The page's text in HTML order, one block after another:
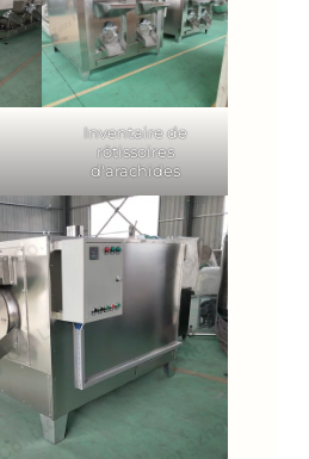
Inventaire de
rôtissoires
d'arachides